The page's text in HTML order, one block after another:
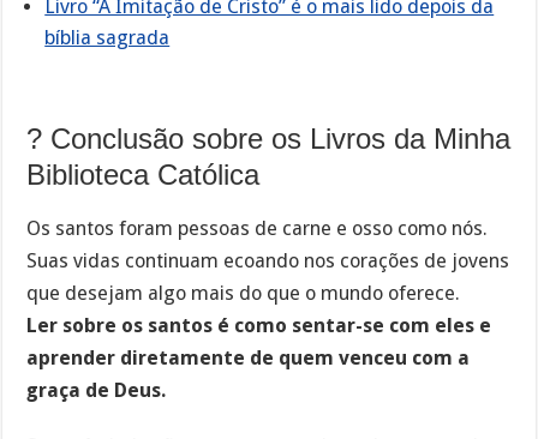
Livro “A Imitação de Cristo” é o mais lido depois da
bíblia sagrada
? Conclusão sobre os Livros da Minha
Biblioteca Católica
Os santos foram pessoas de carne e osso como nós.
Suas vidas continuam ecoando nos corações de jovens
que desejam algo mais do que o mundo oferece.
Ler sobre os santos é como sentar-se com eles e
aprender diretamente de quem venceu com a
graça de Deus.